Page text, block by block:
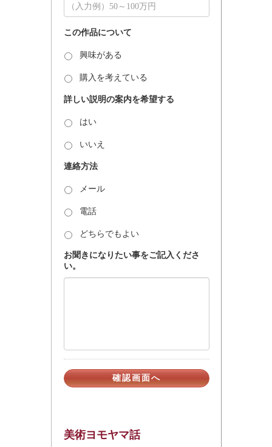
この作品について
興味がある
購入を考えている
詳しい説明の案内を希望する
はい
いいえ
連絡方法
メール
電話
どちらでもよい
お聞きになりたい事をご記入くださ
い。
美術ヨモヤマ話